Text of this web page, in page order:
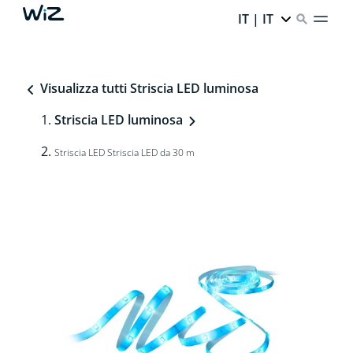
IT | IT
Visualizza tutti Striscia LED luminosa
Striscia LED luminosa
Striscia LED Striscia LED da 30 m